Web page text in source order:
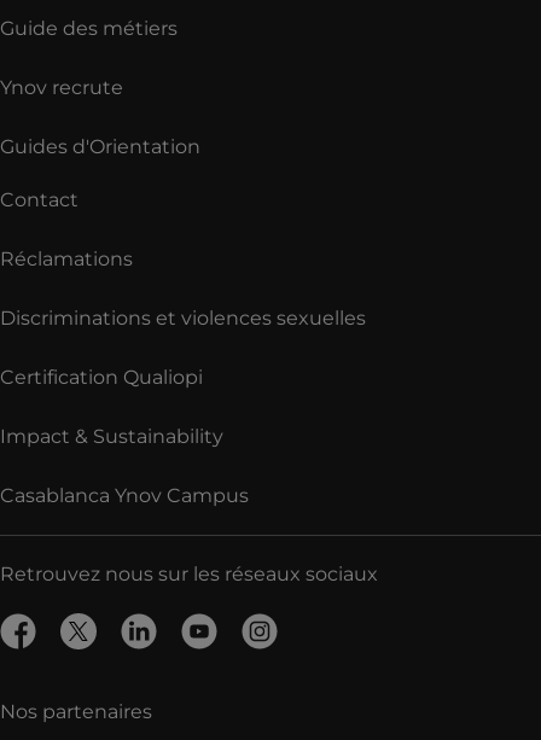
Guide des métiers
Ynov recrute
Guides d'Orientation
Contact
Réclamations
Discriminations et violences sexuelles
Certification Qualiopi
Impact & Sustainability
Casablanca Ynov Campus
Retrouvez nous sur les réseaux sociaux
Nos partenaires